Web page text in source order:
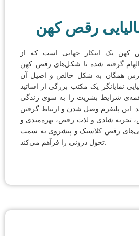
رقص کهن
کهن یک ابتکار جهانی است که از
گرفته شده تا شکل‌های رقص کهن
همگان به شکل خالص و اصیل آن
نمایانگر یک مکتب بزرگی از اساتید
همه‌ی شرایط بشریت را به سوی زندگی
این پلتفرم وصل شدن و ارتباط گرفتن
تجربه شادی و لذت رقص، بهره‌مندی و
رقص کلاسیک و پیشروی به سمت
تحول درونی را فرآهم می‌کند.